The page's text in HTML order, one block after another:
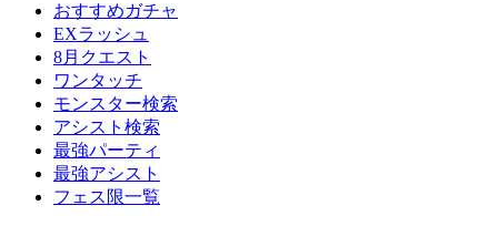
おすすめガチャ
EXラッシュ
8月クエスト
ワンタッチ
モンスター検索
アシスト検索
最強パーティ
最強アシスト
フェス限一覧